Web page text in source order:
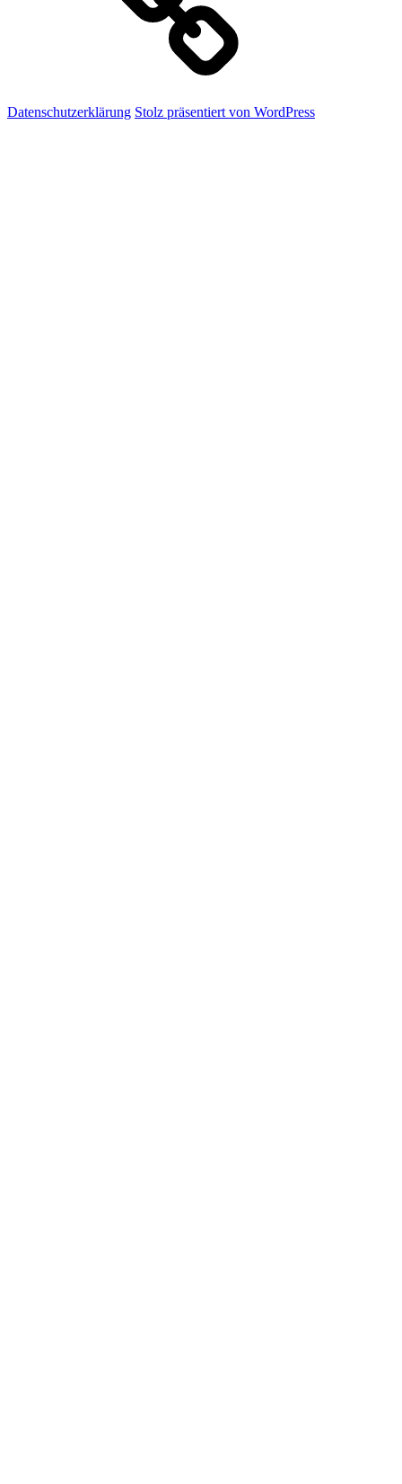
Datenschutzerklärung Stolz präsentiert von WordPress